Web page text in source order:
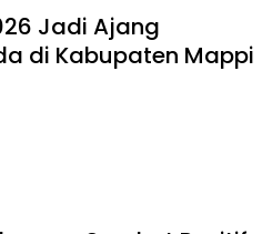
Jadi Ajang
di Kabupaten Mappi